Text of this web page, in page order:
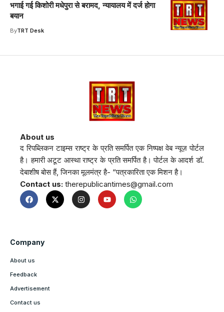
भगाई गई किशोरी मधेपुरा से बरामद, न्यायालय में दर्ज होगा
बयान
ByTRT Desk
About us
द रिपब्लिकन टाइम्स राष्ट्र के प्रति समर्पित एक निष्पक्ष वेब न्यूज़ पोर्टल
है। हमारी अटूट आस्था राष्ट्र के प्रति समर्पित है। पोर्टल के आदर्श डॉ.
देबाशीष बोस हैं, जिनका मूलमंत्र है- “पत्रकारिता एक मिशन है।
Contact us: therepublicantimes@gmail.com
Company
About us
Feedback
Advertisement
Contact us